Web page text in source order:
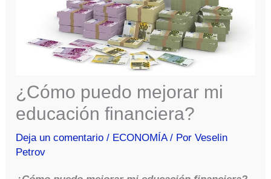
¿Cómo puedo mejorar mi
educación financiera?
Deja un comentario / ECONOMÍA/ PorVeselin
Petrov